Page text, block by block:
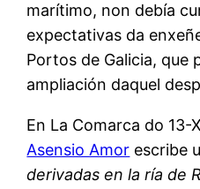
marítimo, non debía
expectativas da
Portos de Galicia, que
ampliación daquel
En La Comarca do 13-
Asensio Amor escribe
derivadas en la ría de